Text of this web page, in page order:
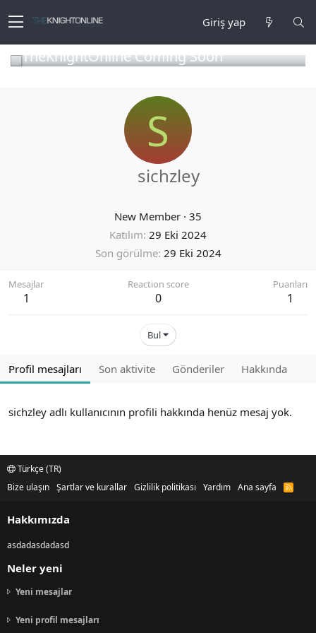
Giriş yap
TheKnightOnline Coming Soon
S
sichzley
New Member · 35
Katılım 29 Eki 2024
Son görülme 29 Eki 2024
Mesajlar
1
Reaction score
0
Puanları
1
Bul
Profil mesajları Son aktivite Gönderiler Hakkında
sichzley adlı kullanıcının profili hakkında henüz mesaj yok.
Türkçe (TR)
Bize ulaşın Şartlar ve kurallar Gizlilik politikası Yardım Ana sayfa
R
Hakkımızda
asdadasdadasd
Neler yeni
Yeni mesajlar
Yeni profil mesajları